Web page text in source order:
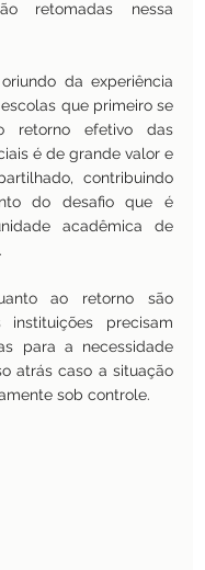
retomadas nessa
da experiência
que primeiro se
retorno efetivo das
é de grande valor e
contribuindo
do desafio que é
acadêmica de
ao retorno são
precisam
para a necessidade
atrás caso a situação
sob controle.